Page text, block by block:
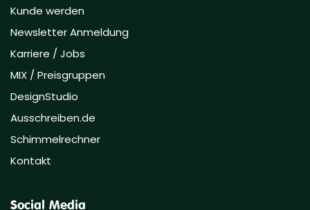
Kunde werden
Newsletter Anmeldung
Karriere / Jobs
MIX / Preisgruppen
DesignStudio
Ausschreiben.de
Schimmelrechner
Kontakt
Social Media